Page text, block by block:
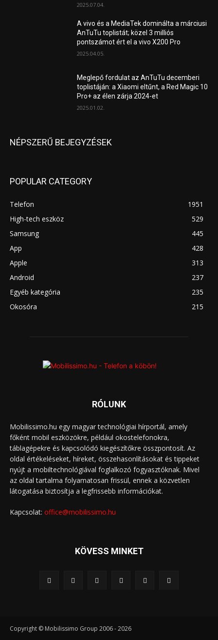
2025.07.04.
A vivo és a MediaTek dominálta a márciusi
AnTuTu toplistát; közel 3 milliós
pontszámot ért el a vivo X200 Pro
2025.04.05.
Meglepő fordulat az AnTuTu decemberi
toplistáján: a Xiaomi eltűnt, a Red Magic 10
Pro+ az élen zárja 2024-et
2025.01.02.
NÉPSZERŰ BEJEGYZÉSEK
POPULAR CATEGORY
Telefon
1951
High-tech eszköz
529
Samsung
445
App
428
Apple
313
Android
237
Egyéb kategória
235
Okosóra
215
RÓLUNK
Mobilissimo.hu egy magyar technológiai hírportál, amely
főként mobil eszközökre, például okostelefonokra,
táblagépekre és kapcsolódó kiegészítőkre összpontosít. Az
oldal értékeléseket, híreket, összehasonlításokat és tippeket
nyújt a mobiltechnológiával foglalkozó fogyasztóknak. Mivel
az oldal tartalma folyamatosan frissül, ennek a közvetlen
látogatása biztosítja a legfrissebb információkat.
Kapcsolat: office@mobilissimo.hu
KÖVESS MINKET
Copyright © Mobilissimo Group 2006 - 2026